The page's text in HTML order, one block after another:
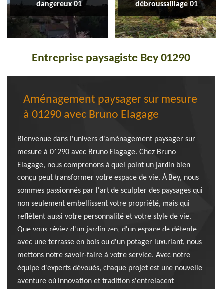
dangereux 01
débroussaillage 01
Entreprise paysagiste Bey 01290
Aménagement paysager sur mesure
à 01290 avec Bruno Elagage
Bienvenue dans l'univers d'aménagement paysager sur
mesure à 01290 avec Bruno Elagage. Chez Bruno
Elagage, nous comprenons à quel point un jardin bien
conçu peut transformer votre espace de vie. À Bey, nous
sommes passionnés par l'art de sculpter des paysages qui
non seulement embellissent votre propriété, mais qui
reflètent aussi votre personnalité et votre style de vie.
Que vous rêviez d'un jardin zen, d'un espace de détente
avec une terrasse en bois ou d'un potager luxuriant, nous
mettons notre savoir-faire à votre service. Avec notre
équipe d'experts dévoués, chaque projet est une nouvelle
aventure où innovation et tradition s'entrelacent